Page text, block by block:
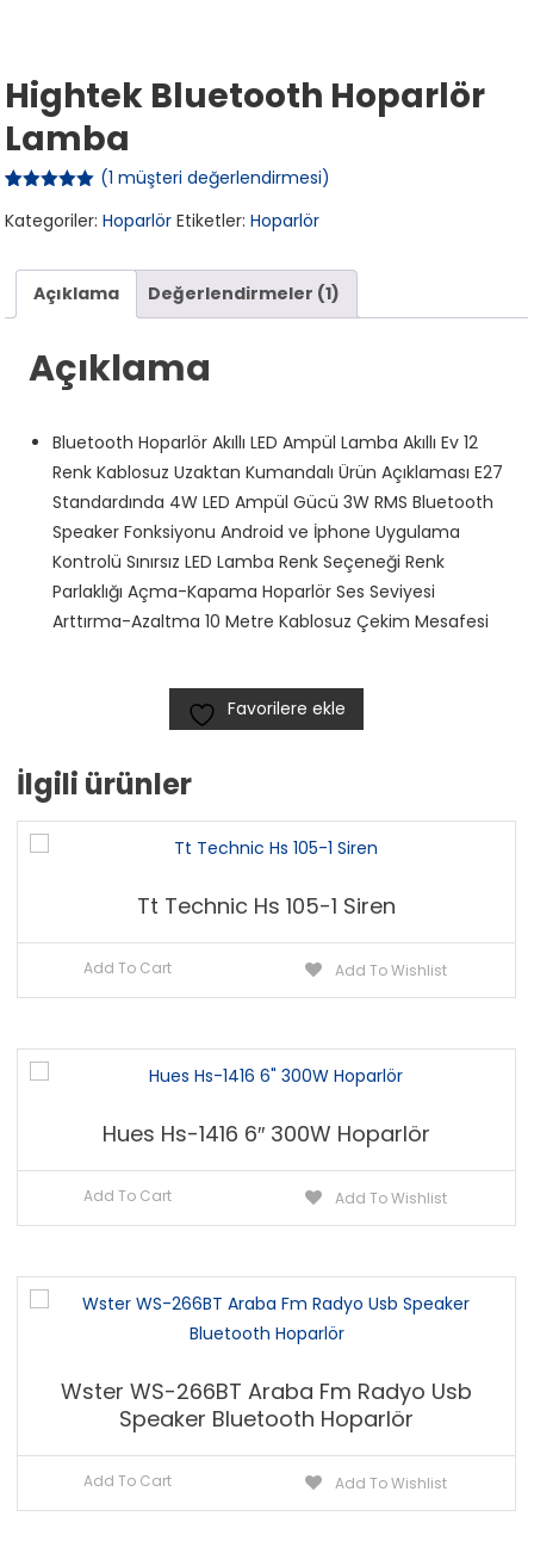
Hightek Bluetooth Hoparlör
Lamba
puanına
dayanarak 5
5.00puan
(1 müşteri değerlendirmesi)
Kategoriler:Hoparlör Etiketler:Hoparlör
Açıklama Değerlendirmeler (1)
Açıklama
Bluetooth Hoparlör Akıllı LED Ampül Lamba Akıllı Ev 12
Renk Kablosuz Uzaktan Kumandalı Ürün Açıklaması E27
Standardında 4W LED Ampül Gücü 3W RMS Bluetooth
Speaker Fonksiyonu Android ve İphone Uygulama
Kontrolü Sınırsız LED Lamba Renk Seçeneği Renk
Parlaklığı Açma-Kapama Hoparlör Ses Seviyesi
Arttırma-Azaltma 10 Metre Kablosuz Çekim Mesafesi
Favorilere ekle
İlgili ürünler
Tt Technic Hs 105-1 Siren
Add To Cart Add To Wishlist
Hues Hs-1416 6″ 300W Hoparlör
Add To Cart Add To Wishlist
Wster WS-266BT Araba Fm Radyo Usb
Speaker Bluetooth Hoparlör
Add To Cart Add To Wishlist